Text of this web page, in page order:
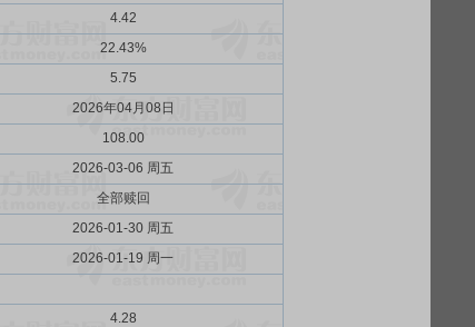
4.42
22.43%
5.75
2026年04月08日
108.00
2026-03-06 周五
全部赎回
2026-01-30 周五
2026-01-19 周一
4.28